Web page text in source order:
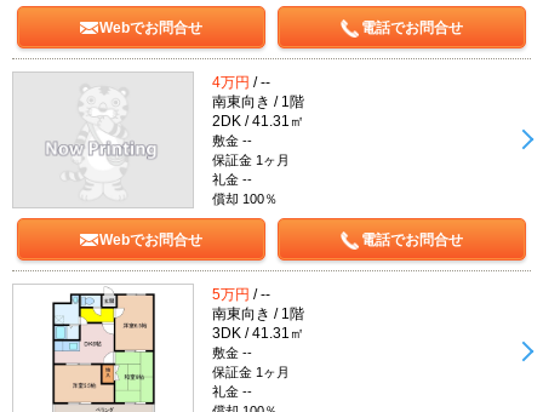
Webでお問合せ 電話でお問合せ
4万円 / --
南東向き / 1階
2DK / 41.31㎡
敷金 --
保証金 1ヶ月
礼金 --
償却 100％
Webでお問合せ 電話でお問合せ
5万円 / --
南東向き / 1階
3DK / 41.31㎡
敷金 --
保証金 1ヶ月
礼金 --